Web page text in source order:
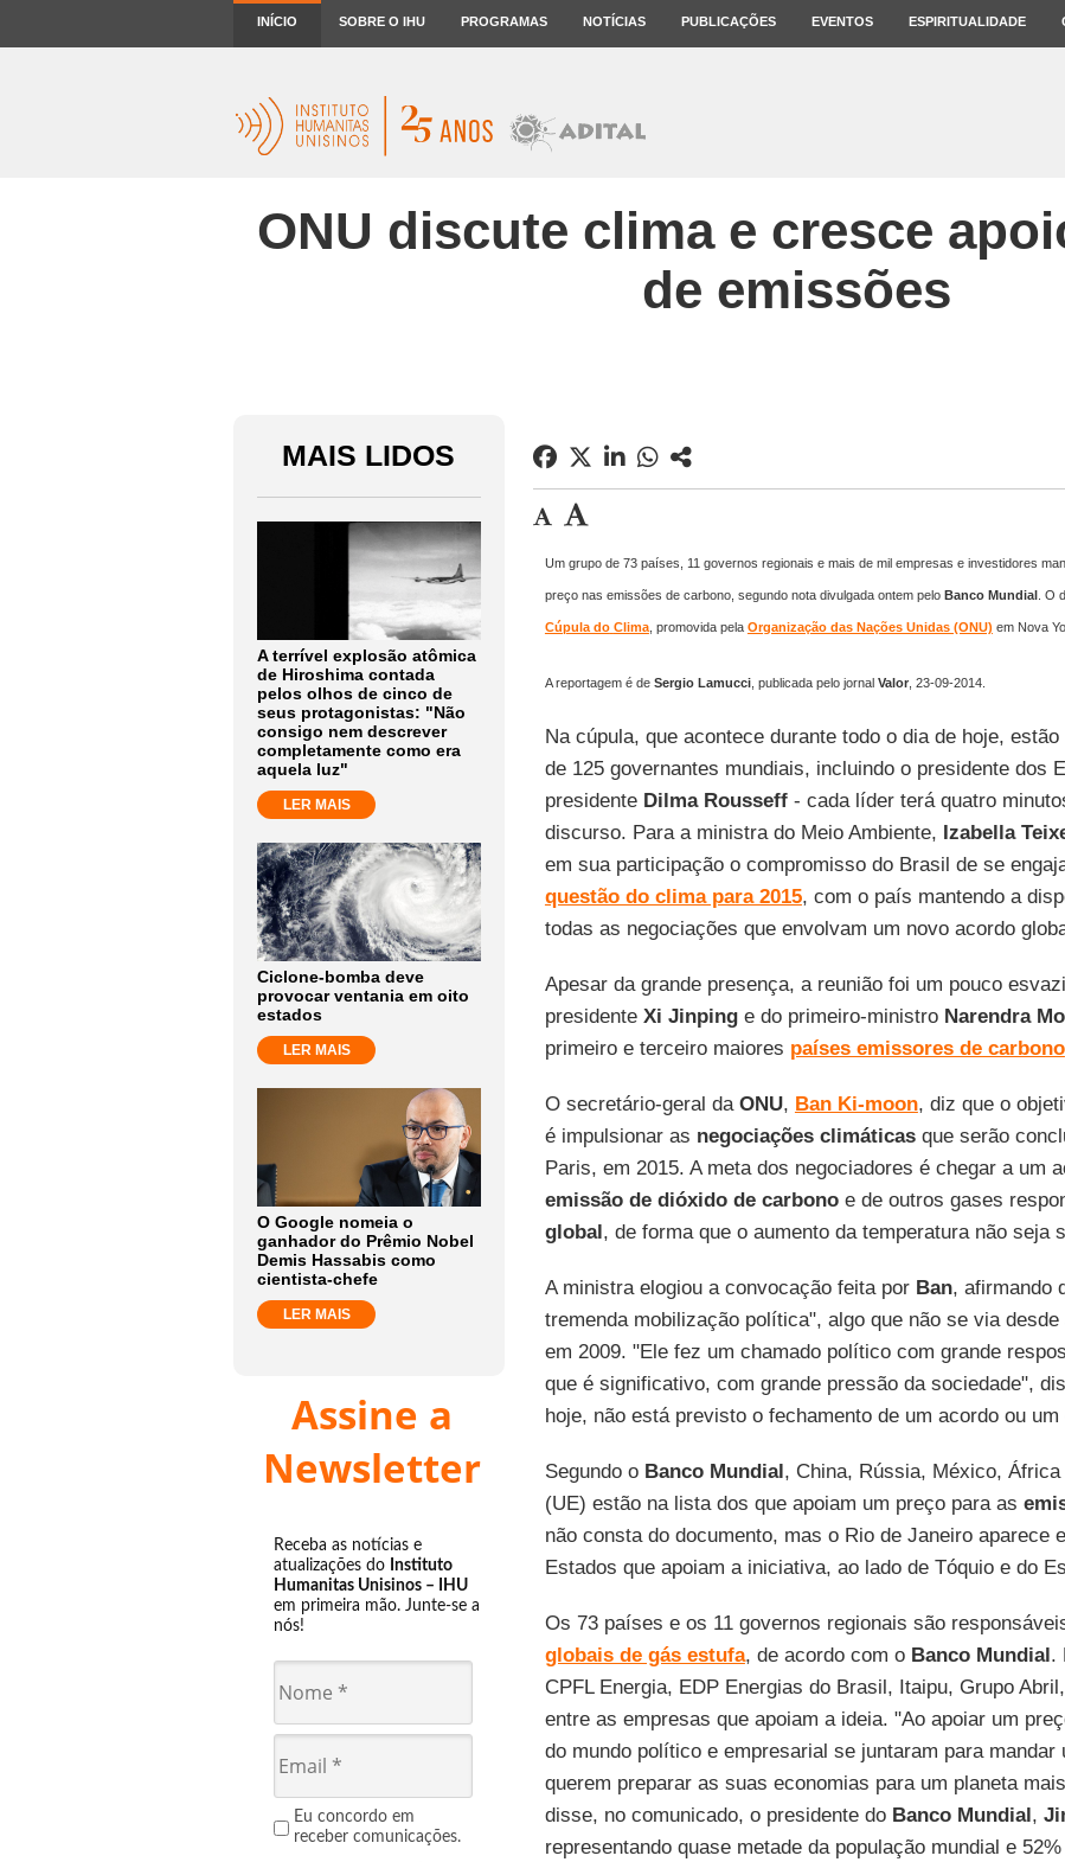
INÍCIO SOBRE O IHU PROGRAMAS NOTÍCIAS PUBLICAÇÕES EVENTOS ESPIRITUALIDADE
ONU discute clima e cresce
de emissões
MAIS LIDOS
A terrível explosão atômica
de Hiroshima contada
pelos olhos de cinco de
seus protagonistas: "Não
consigo nem descrever
completamente como era
aquela luz"
LER MAIS
Ciclone-bomba deve
provocar ventania em oito
estados
LER MAIS
O Google nomeia o
ganhador do Prêmio Nobel
Demis Hassabis como
cientista-chefe
LER MAIS
Assine a
Newsletter
Receba as notícias e
atualizações do Instituto
Humanitas Unisinos – IHU
em primeira mão. Junte-se a
nós!
Eu concordo em
receber comunicações.
Um grupo de 73 países, 11 governos regionais e mais de mil empresas e investidores
preço nas emissões de carbono, segundo nota divulgada ontem pelo Banco Mundial. O
Cúpula do Clima, promovida pela Organização das Nações Unidas (ONU) em Nova
A reportagem é de Sergio Lamucci, publicada pelo jornal Valor, 23-09-2014.
Na cúpula, que acontece durante todo o dia de hoje,
de 125 governantes mundiais, incluindo o presidente dos
presidente Dilma Rousseff- cada líder terá quatro
discurso. Para a ministra do Meio Ambiente, Izabella
em sua participação o compromisso do Brasil de se
questão do clima para 2015, com o país mantendo a
todas as negociações que envolvam um novo acordo
Apesar da grande presença, a reunião foi um pouco
presidente Xi Jinpinge do primeiro-ministro Narendra
primeiro e terceiro maiores países emissores de carbono
O secretário-geral da ONU, Ban Ki-moon, diz que o
é impulsionar as negociações climáticasque serão
Paris, em 2015. A meta dos negociadores é chegar a um
emissão de dióxido de carbonoe de outros gases
global, de forma que o aumento da temperatura não seja
A ministra elogiou a convocação feita por Ban, afirmando
tremenda mobilização política", algo que não se via desde
em 2009. "Ele fez um chamado político com grande
que é significativo, com grande pressão da sociedade",
hoje, não está previsto o fechamento de um acordo ou
Segundo o Banco Mundial, China, Rússia, México,
(UE) estão na lista dos que apoiam um preço para as
não consta do documento, mas o Rio de Janeiro aparece
Estados que apoiam a iniciativa, ao lado de Tóquio e do
Os 73 países e os 11 governos regionais são
globais de gás estufa, de acordo com o Banco Mundial.
CPFL Energia, EDP Energias do Brasil, Itaipu, Grupo
entre as empresas que apoiam a ideia. "Ao apoiar um
do mundo político e empresarial se juntaram para mandar
querem preparar as suas economias para um planeta
disse, no comunicado, o presidente do Banco Mundial,
representando quase metade da população mundial e